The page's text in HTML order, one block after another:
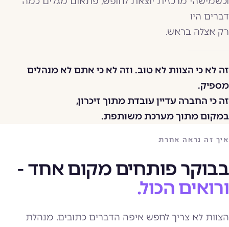
דברים היו
רק אצלה בראש.
זה לא כי הצוות לא טוב. וזה לא כי אתם לא מנהלים
מספיק.
זה כי החברה עדיין עובדת מתוך זיכרון,
במקום מתוך מערכת משותפת.
איך זה נראה אחרת
בבוקר פותחים מקום אחד -
ורואים הכול.
הצוות לא צריך לחפש איפה הדברים כתובים. מנהלת